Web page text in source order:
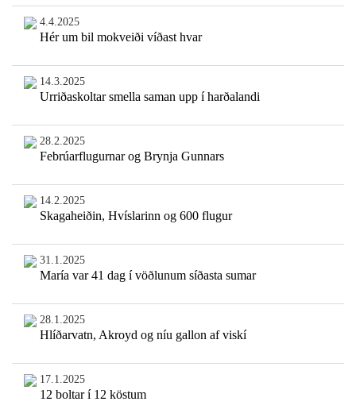
4.4.2025
Hér um bil mokveiði víðast hvar
14.3.2025
Urriðaskoltar smella saman upp í harðalandi
28.2.2025
Febrúarflugurnar og Brynja Gunnars
14.2.2025
Skagaheiðin, Hvíslarinn og 600 flugur
31.1.2025
María var 41 dag í vöðlunum síðasta sumar
28.1.2025
Hlíðarvatn, Akroyd og níu gallon af viskí
17.1.2025
12 boltar í 12 köstum